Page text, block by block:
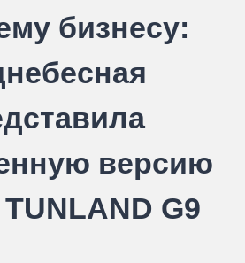
бизнесу:
версию
TUNLAND G9